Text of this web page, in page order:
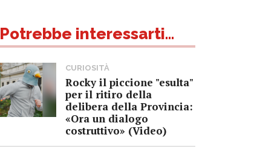
Potrebbe interessarti...
CURIOSITÀ
Rocky il piccione "esulta"
per il ritiro della
delibera della Provincia:
«Ora un dialogo
costruttivo» (Video)